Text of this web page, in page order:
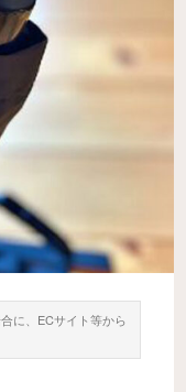
に、ECサイト等から
ション
ーカーは蒸れる」「サンダ
きにくい…」 コロンビア
ャンダル』が解決してくれ
ョン
ない」といわれるニューバ
30足以上履いて『ベスト
んだ
ョン 2024.05.08
なに使えると思わなかっ
旅のサブバッグを探して